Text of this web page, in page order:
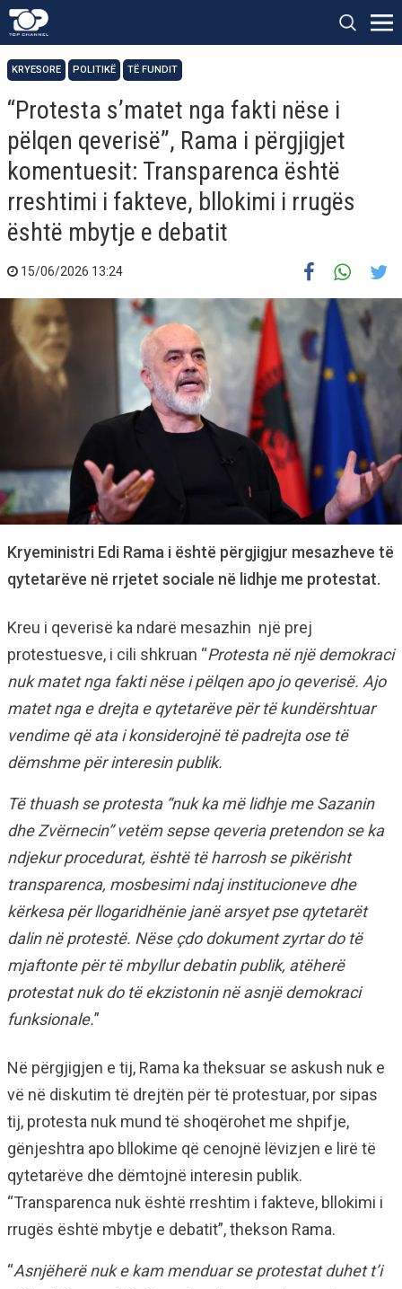
KRYESORE POLITIKË TË FUNDIT
“Protesta s’matet nga fakti nëse i
pëlqen qeverisë”, Rama i përgjigjet
komentuesit: Transparenca është
rreshtimi i fakteve, bllokimi i rrugës
është mbytje e debatit
15/06/2026 13:24
Kryeministri Edi Rama i është përgjigjur mesazheve të
qytetarëve në rrjetet sociale në lidhje me protestat.
Kreu i qeverisë ka ndarë mesazhin një prej
protestuesve, i cili shkruan “Protesta në një demokraci
nuk matet nga fakti nëse i pëlqen apo jo qeverisë. Ajo
matet nga e drejta e qytetarëve për të kundërshtuar
vendime që ata i konsiderojnë të padrejta ose të
dëmshme për interesin publik.
Të thuash se protesta “nuk ka më lidhje me Sazanin
dhe Zvërnecin” vetëm sepse qeveria pretendon se ka
ndjekur procedurat, është të harrosh se pikërisht
transparenca, mosbesimi ndaj institucioneve dhe
kërkesa për llogaridhënie janë arsyet pse qytetarët
dalin në protestë. Nëse çdo dokument zyrtar do të
mjaftonte për të mbyllur debatin publik, atëherë
protestat nuk do të ekzistonin në asnjë demokraci
funksionale.”
Në përgjigjen e tij, Rama ka theksuar se askush nuk e
vë në diskutim të drejtën për të protestuar, por sipas
tij, protesta nuk mund të shoqërohet me shpifje,
gënjeshtra apo bllokime që cenojnë lëvizjen e lirë të
qytetarëve dhe dëmtojnë interesin publik.
“Transparenca nuk është rreshtim i fakteve, bllokimi i
rrugës është mbytje e debatit”, thekson Rama.
“Asnjëherë nuk e kam menduar se protestat duhet t’i